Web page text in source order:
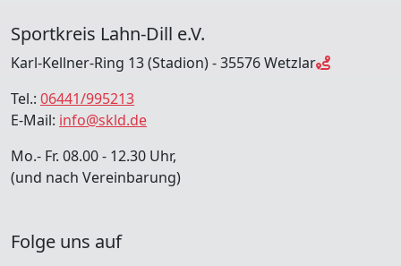
Sportkreis Lahn-Dill e.V.
Karl-Kellner-Ring 13 (Stadion) - 35576 Wetzlar
Tel.: 06441/995213
E-Mail: info@skld.de
Mo.- Fr. 08.00 - 12.30 Uhr,
(und nach Vereinbarung)
Folge uns auf